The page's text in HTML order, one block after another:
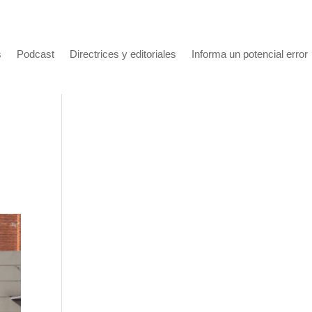
Podcast Directrices y editoriales Informa un potencial error